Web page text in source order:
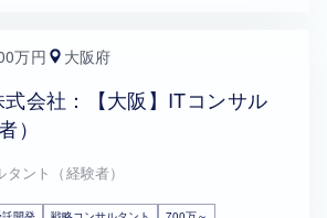
万円 大阪府
式会社：【大阪】ITコンサル
）
タント（経験者）